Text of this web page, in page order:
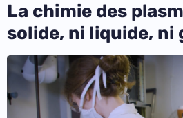
La chimie des
solide, ni liquide, ni